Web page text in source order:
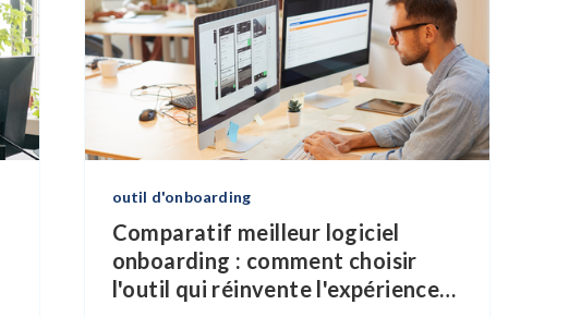
outil d'onboarding
Comparatif meilleur logiciel
onboarding : comment choisir
l'outil qui réinvente l'expérience…